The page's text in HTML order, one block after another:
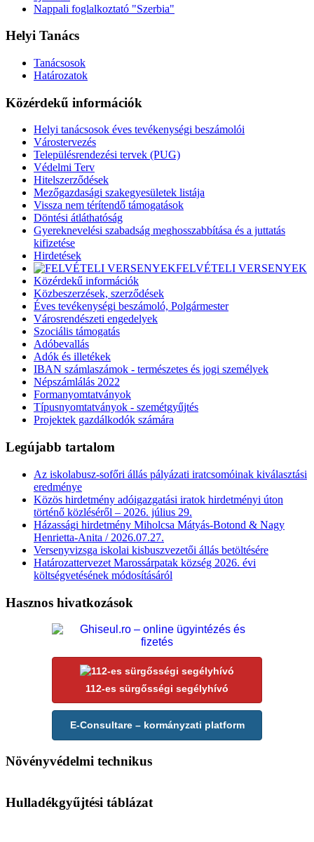
Nappali foglalkoztató "Szerbia"
Helyi Tanács
Tanácsosok
Határozatok
Közérdekű információk
Helyi tanácsosok éves tevékenységi beszámolói
Várostervezés
Településrendezési tervek (PUG)
Védelmi Terv
Hitelszerződések
Mezőgazdasági szakegyesületek listája
Vissza nem térítendő támogatások
Döntési átláthatóság
Gyereknevelési szabadság meghosszabbítása és a juttatás
kifizetése
Hirdetések
FELVÉTELI VERSENYEK
Közérdekű információk
Közbeszerzések, szerződések
Éves tevékenységi beszámoló, Polgármester
Városrendészeti engedelyek
Szociális támogatás
Adóbevallás
Adók és illetékek
IBAN számlaszámok - természetes és jogi személyek
Népszámlálás 2022
Formanyomtatványok
Típusnyomtatványok - szemétgyűjtés
Projektek gazdálkodók számára
Legújabb tartalom
Az iskolabusz-sofőri állás pályázati iratcsomóinak kiválasztási
eredménye
Közös hirdetmény adóigazgatási iratok hirdetményi úton
történő közléséről – 2026. július 29.
Házassági hirdetmény Miholcsa Mátyás-Botond & Nagy
Henrietta-Anita / 2026.07.27.
Versenyvizsga iskolai kisbuszvezetői állás betöltésére
Határozattervezet Marossárpatak község 2026. évi
költségvetésének módosításáról
Hasznos hivatkozások
112-es sürgősségi segélyhívó
E-Consultare – kormányzati platform
Növényvédelmi technikus
Hulladékgyűjtési táblázat